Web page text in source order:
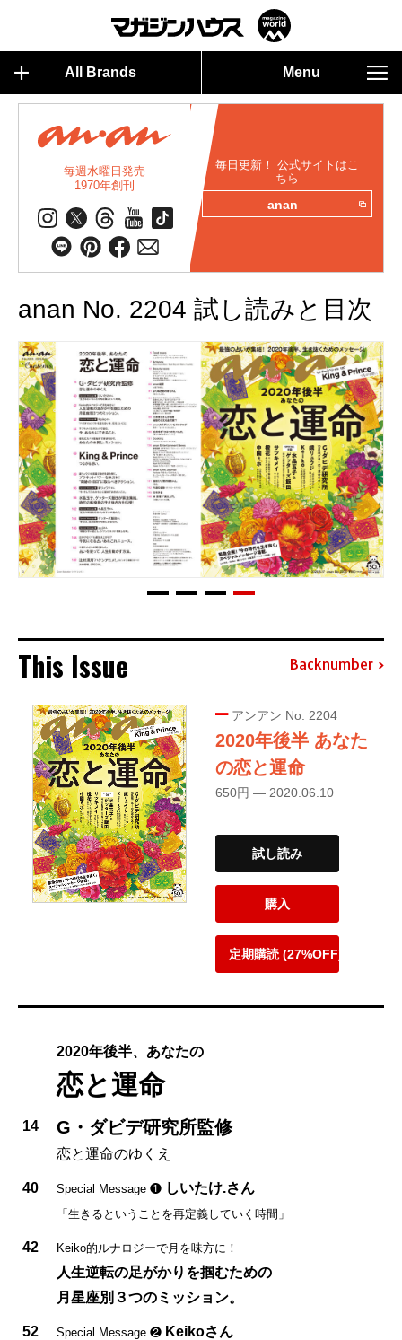
All Brands Menu
毎週水曜日発売
1970年創刊
毎日更新！ 公式サイトはこ
ちら
anan
anan No. 2204 試し読みと目次
This Issue Backnumber
アンアン No. 2204
2020年後半 あなた
の恋と運命
650円 — 2020.06.10
試し読み
購入
定期購読 (27%OFF)
2020年後半、あなたの
恋と運命
14 G・ダビデ研究所監修
恋と運命のゆくえ
40 Special Message ❶ しいたけ.さん
「生きるということを再定義していく時間」
42 Keiko的ルナロジーで月を味方に！
人生逆転の足がかりを掴むための
月星座別３つのミッション。
52 Special Message ❷ Keikoさん